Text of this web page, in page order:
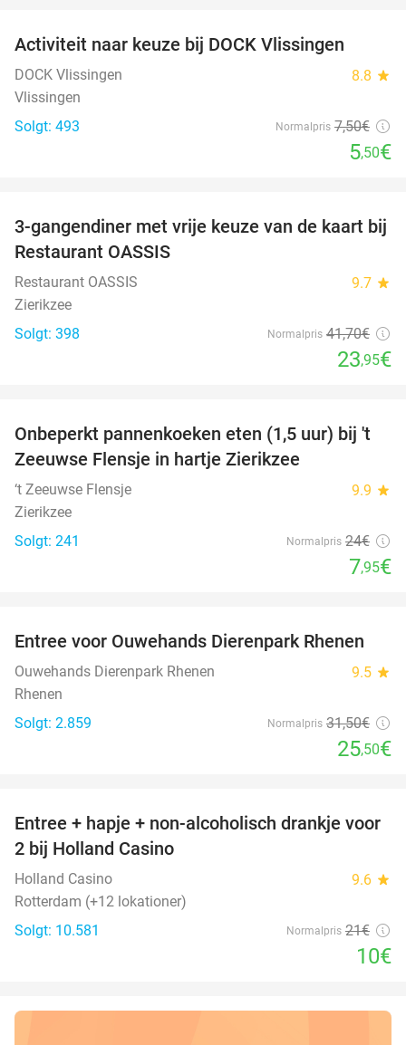
Activiteit naar keuze bij DOCK Vlissingen
DOCK Vlissingen 8.8 star
Vlissingen
Solgt: 493
Normalpris 7,50€
5,50€
43%
3-gangendiner met vrije keuze van de kaart bij
Restaurant OASSIS
Restaurant OASSIS 9.7 star
Zierikzee
Solgt: 398
Normalpris 41,70€
23,95€
67%
Onbeperkt pannenkoeken eten (1,5 uur) bij 't
Zeeuwse Flensje in hartje Zierikzee
‘t Zeeuwse Flensje 9.9 star
Zierikzee
Solgt: 241
Normalpris 24€
7,95€
19%
Entree voor Ouwehands Dierenpark Rhenen
Ouwehands Dierenpark Rhenen 9.5 star
Rhenen
Solgt: 2.859
Normalpris 31,50€
25,50€
52%
Entree + hapje + non-alcoholisch drankje voor
2 bij Holland Casino
Holland Casino 9.6 star
Rotterdam (+12 lokationer)
Solgt: 10.581
Normalpris 21€
10€